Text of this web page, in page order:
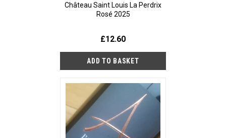
Château Saint Louis La Perdrix
Rosé 2025
£12.60